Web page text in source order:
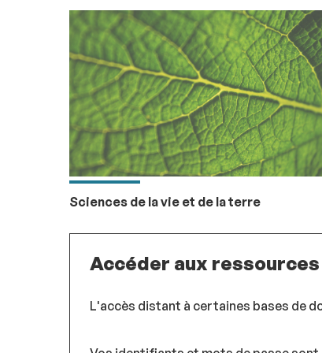
Sciences de la vie et de la terre
Accéder aux ressources
L'accès distant à certaines bases de